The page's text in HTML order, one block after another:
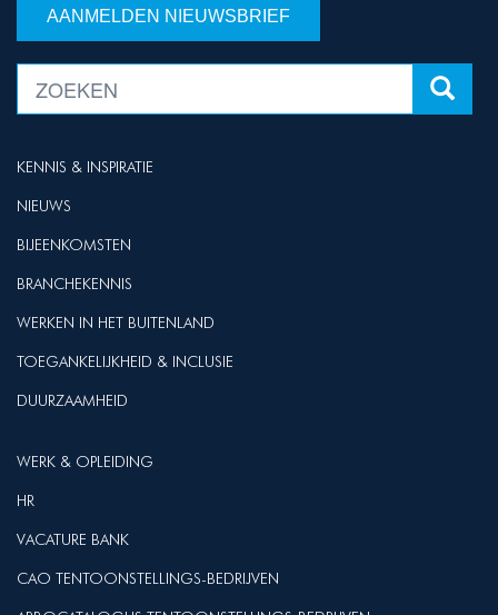
AANMELDEN NIEUWSBRIEF
KENNIS & INSPIRATIE
NIEUWS
BIJEENKOMSTEN
BRANCHEKENNIS
WERKEN IN HET BUITENLAND
TOEGANKELIJKHEID & INCLUSIE
DUURZAAMHEID
WERK & OPLEIDING
HR
VACATURE BANK
CAO TENTOONSTELLINGS-BEDRIJVEN